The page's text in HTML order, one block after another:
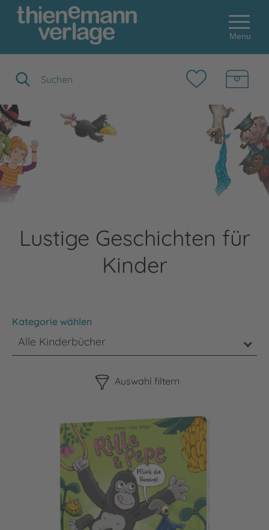
Menu
Lustige Geschichten für
Kinder
Kategorie wählen
Alle Kinderbücher
Auswahl filtern